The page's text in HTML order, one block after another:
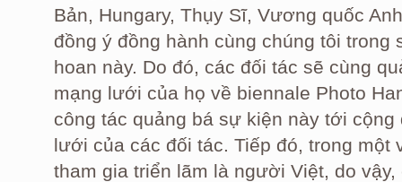
Bản, Hungary, Thụy Sĩ, Vương quốc
đồng ý đồng hành cùng chúng tôi trong
hoan này. Do đó, các đối tác sẽ cùng
mạng lưới của họ về biennale Photo
công tác quảng bá sự kiện này tới
lưới của các đối tác. Tiếp đó, trong
tham gia triển lãm là người Việt, do